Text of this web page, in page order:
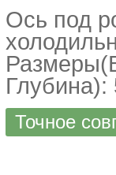
Ось под
Глубина):
Точное